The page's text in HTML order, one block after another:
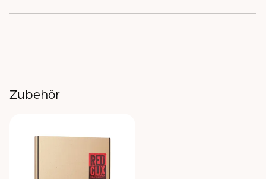
Zubehör